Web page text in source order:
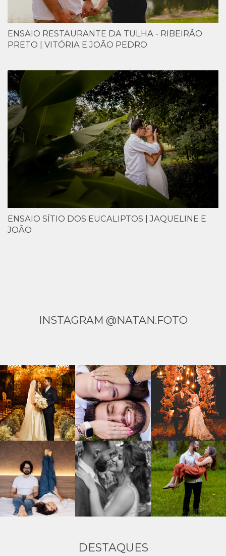
ENSAIO RESTAURANTE DA TULHA - RIBEIRÃO
PRETO | VITÓRIA E JOÃO PEDRO
ENSAIO SÍTIO DOS EUCALIPTOS | JAQUELINE E
JOÃO
INSTAGRAM @NATAN.FOTO
DESTAQUES